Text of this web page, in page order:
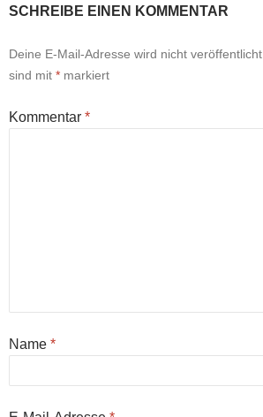
SCHREIBE EINEN KOMMENTAR
Deine E-Mail-Adresse wird nicht veröffentlicht.
sind mit * markiert
Kommentar *
Name *